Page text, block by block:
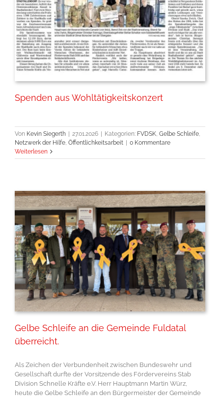
Spenden aus Wohltätigkeitskonzert
Von Kevin Siegerth 27.01.2026 Kategorien: FVDSK, Gelbe Schleife,
Netzwerk der Hilfe, Öffentlichkeitsarbeit
0 Kommentare
Weiterlesen
Gelbe Schleife an die Gemeinde Fuldatal
überreicht.
Als Zeichen der Verbundenheit zwischen Bundeswehr und
Gesellschaft durfte der Vorsitzende des Fördervereins Stab
Division Schnelle Kräfte e.V. Herr Hauptmann Martin Würz,
heute die Gelbe Schleife an den Bürgermeister der Gemeinde